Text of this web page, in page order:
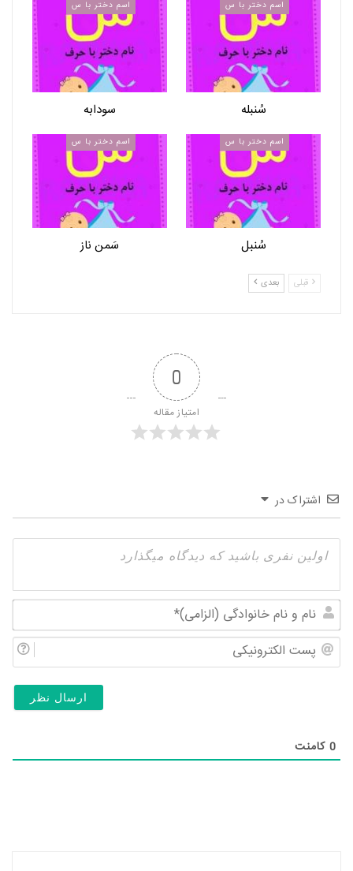
اسم دختر با س
سُنبله
اسم دختر با س
سودابه
اسم دختر با س
سُنبل
اسم دختر با س
سَمن ناز
قبلی بعدی
0
امتیاز مقاله
اشتراک در
و
0 کامنت